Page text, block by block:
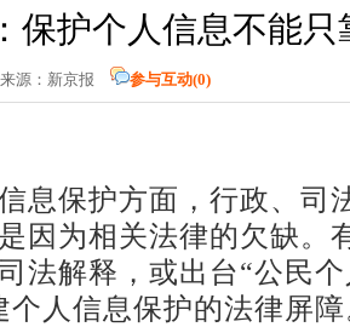
保护个人信息不能只
源：新京报 参与互动(0)
保护方面，行政、司
因为相关法律的欠缺。
法解释，或出台“公民
个人信息保护的法律屏